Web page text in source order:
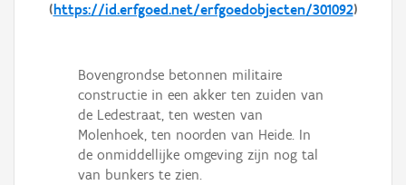
Aanduidingsobject
Gebeurtenis
Persoon of collectief
(https://id.erfgoed.net/erfgoedobjecten/301092)
Bovengrondse betonnen militaire
constructie in een akker ten zuiden van
de Ledestraat, ten westen van
Molenhoek, ten noorden van Heide. In
de onmiddellijke omgeving zijn nog tal
van bunkers te zien.